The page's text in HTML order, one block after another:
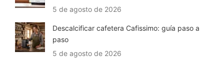
5 de agosto de 2026
Descalcificar cafetera Cafissimo: guía paso a
paso
5 de agosto de 2026